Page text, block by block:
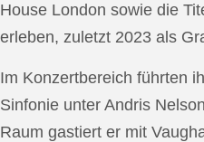
House London sowie die
erleben, zuletzt 2023 als
Im Konzertbereich führten
Sinfonie unter Andris
Raum gastiert er mit